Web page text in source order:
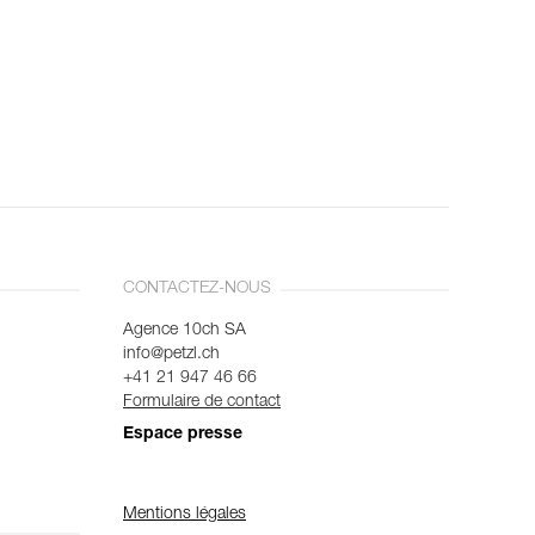
CONTACTEZ-NOUS
Agence 10ch SA
info@petzl.ch
+41 21 947 46 66
Formulaire de contact
Espace presse
Mentions légales